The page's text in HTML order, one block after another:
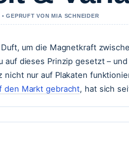
GEPRUFT VON MIA SCHNEIDER
um die Magnetkraft
auf dieses Prinzip gesetzt –
nicht nur auf Plakaten
den Markt gebracht, hat sich